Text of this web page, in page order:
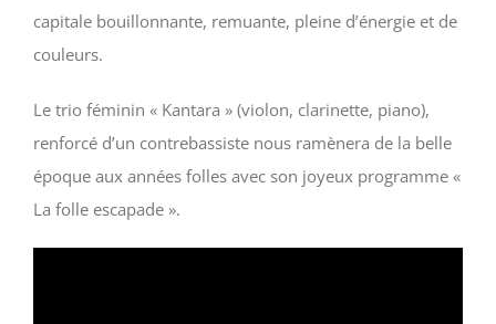
capitale bouillonnante, remuante, pleine d’énergie et de
couleurs.
Le trio féminin « Kantara » (violon, clarinette, piano),
renforcé d’un contrebassiste nous ramènera de la belle
époque aux années folles avec son joyeux programme «
La folle escapade ».